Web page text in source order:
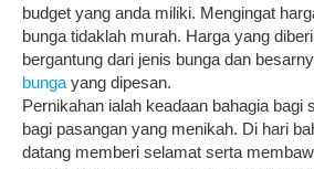
budget yang anda miliki. Mengingat
bunga tidaklah murah. Harga yang
bergantung dari jenis bunga dan
bunga yang dipesan.
Pernikahan ialah keadaan bahagia bagi
bagi pasangan yang menikah. Di hari
datang memberi selamat serta